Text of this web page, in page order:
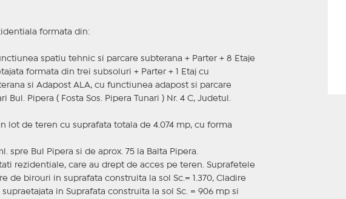
formata din:
spatiu tehnic si parcare subterana + Parter + 8 Etaje
formata din trei subsoluri + Parter + 1 Etaj cu
si Adapost ALA, cu functiunea adapost si parcare
Pipera ( Fosta Sos. Pipera Tunari ) Nr. 4 C, Judetul.
lot de teren cu suprafata totala de 4.074 mp, cu forma
spre Bul Pipera si de aprox. 75 la Balta Pipera.
rezidentiale, care au drept de acces pe teren. Suprafetele
de birouri in suprafata construita la sol Sc.= 1.370, Cladire
in Suprafata construita la sol Sc. = 906 mp si